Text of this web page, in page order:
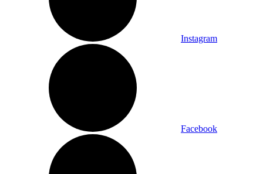
Instagram
Facebook